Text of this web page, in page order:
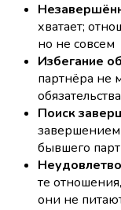
хватает;
но не совсем
Избегание
партнёра не
обязательства
Поиск
бывшего
те
они не